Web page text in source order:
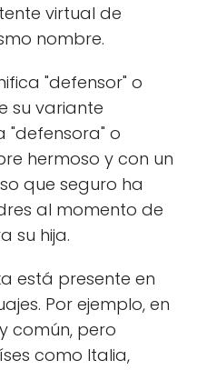
virtual de
nombre.
"defensor" o
su variante
"defensora" o
hermoso y con un
que seguro ha
al momento de
su hija.
está presente en
Por ejemplo, en
común, pero
como Italia,